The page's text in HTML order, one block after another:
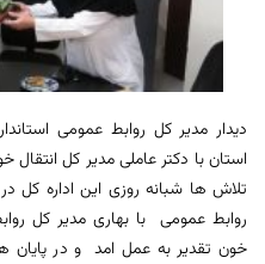
دیدار مدیر کل روابط عمومی
استان با دکتر عاملی مدیر کل
تلاش ها شبانه روزی این اداره کل
روابط عمومی با بهاری مدیر کل
خون تقدیر به عمل امد و در پایان